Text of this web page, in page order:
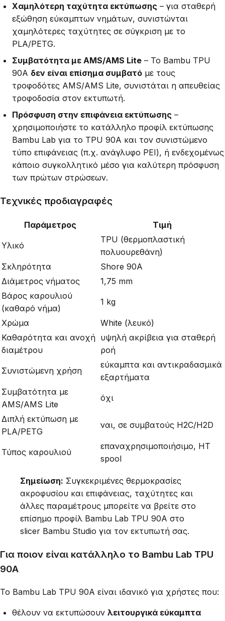
Χαμηλότερη ταχύτητα εκτύπωσης – για σταθερή
εξώθηση εύκαμπτων νημάτων, συνιστώνται
χαμηλότερες ταχύτητες σε σύγκριση με το
PLA/PETG.
Συμβατότητα με AMS/AMS Lite – Το Bambu TPU
90A δεν είναι επίσημα συμβατό με τους
τροφοδότες AMS/AMS Lite, συνιστάται η απευθείας
τροφοδοσία στον εκτυπωτή.
Πρόσφυση στην επιφάνεια εκτύπωσης –
χρησιμοποιήστε το κατάλληλο προφίλ εκτύπωσης
Bambu Lab για το TPU 90A και τον συνιστώμενο
τύπο επιφάνειας (π.χ. ανάγλυφο PEI), ή ενδεχομένως
κάποιο συγκολλητικό μέσο για καλύτερη πρόσφυση
των πρώτων στρώσεων.
Τεχνικές προδιαγραφές
Παράμετρος Τιμή
Υλικό
TPU (θερμοπλαστική
πολυουρεθάνη)
Σκληρότητα
Shore 90A
Διάμετρος νήματος
1,75 mm
Βάρος καρουλιού
(καθαρό νήμα)
1 kg
Χρώμα
White (λευκό)
Καθαρότητα και ανοχή
διαμέτρου
υψηλή ακρίβεια για σταθερή
ροή
Συνιστώμενη χρήση
εύκαμπτα και αντικραδασμικά
εξαρτήματα
Συμβατότητα με
AMS/AMS Lite
όχι
Διπλή εκτύπωση με
PLA/PETG
ναι, σε συμβατούς H2C/H2D
Τύπος καρουλιού
επαναχρησιμοποιήσιμο, HT
spool
Σημείωση: Συγκεκριμένες θερμοκρασίες
ακροφυσίου και επιφάνειας, ταχύτητες και
άλλες παραμέτρους μπορείτε να βρείτε στο
επίσημο προφίλ Bambu Lab TPU 90A στο
slicer Bambu Studio για τον εκτυπωτή σας.
Για ποιον είναι κατάλληλο το Bambu Lab TPU
90A
Το Bambu Lab TPU 90A είναι ιδανικό για χρήστες που:
θέλουν να εκτυπώσουν λειτουργικά εύκαμπτα